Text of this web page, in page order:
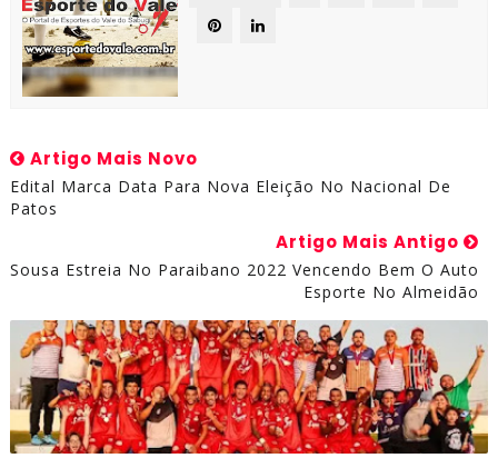
Artigo Mais Novo
Edital Marca Data Para Nova Eleição No Nacional De
Patos
Artigo Mais Antigo
Sousa Estreia No Paraibano 2022 Vencendo Bem O Auto
Esporte No Almeidão